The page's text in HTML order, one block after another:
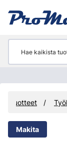
Tuotteet
Makita